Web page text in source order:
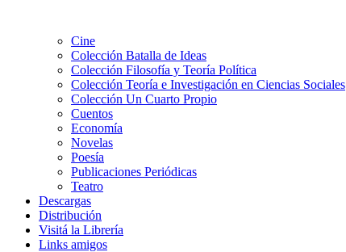
Cine
Colección Batalla de Ideas
Colección Filosofía y Teoría Política
Colección Teoría e Investigación en Ciencias Sociales
Colección Un Cuarto Propio
Cuentos
Economía
Novelas
Poesía
Publicaciones Periódicas
Teatro
Descargas
Distribución
Visitá la Librería
Links amigos